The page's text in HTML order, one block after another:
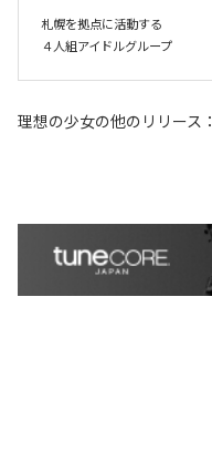
札幌を拠点に活動する
４人組アイドルグループ
理想の少女の他のリリース：